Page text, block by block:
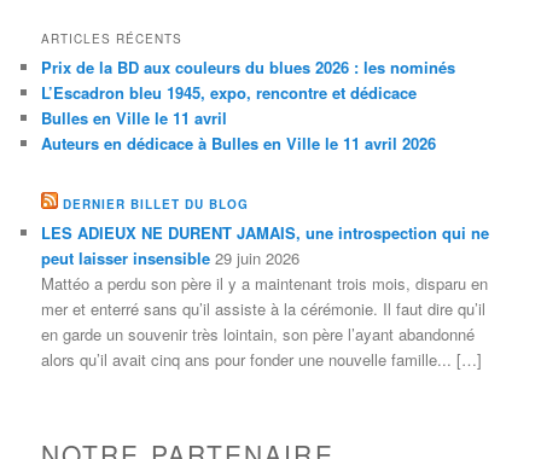
ARTICLES RÉCENTS
Prix de la BD aux couleurs du blues 2026 : les nominés
L’Escadron bleu 1945, expo, rencontre et dédicace
Bulles en Ville le 11 avril
Auteurs en dédicace à Bulles en Ville le 11 avril 2026
DERNIER BILLET DU BLOG
LES ADIEUX NE DURENT JAMAIS, une introspection qui ne
peut laisser insensible 29 juin 2026
Mattéo a perdu son père il y a maintenant trois mois, disparu en
mer et enterré sans qu’il assiste à la cérémonie. Il faut dire qu’il
en garde un souvenir très lointain, son père l’ayant abandonné
alors qu’il avait cinq ans pour fonder une nouvelle famille... […]